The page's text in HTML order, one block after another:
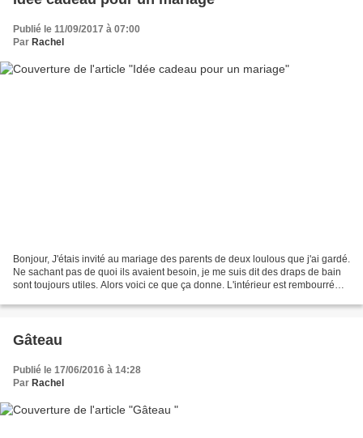
Publié le 11/09/2017 à 07:00
Par Rachel
Bonjour, J'étais invité au mariage des parents de deux loulous que j'ai gardé.
Ne sachant pas de quoi ils avaient besoin, je me suis dit des draps de bain
sont toujours utiles. Alors voici ce que ça donne. L'intérieur est rembourré
Gâteau
Publié le 17/06/2016 à 14:28
Par Rachel